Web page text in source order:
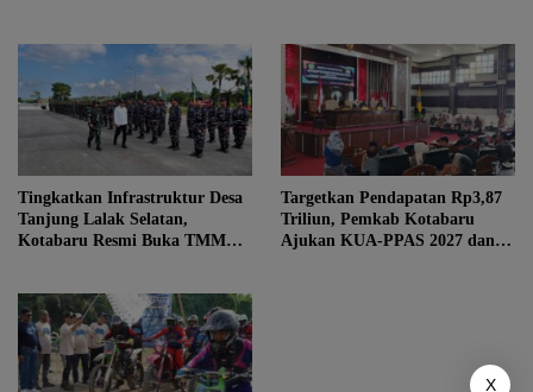
Tingkatkan Infrastruktur Desa
Tanjung Lalak Selatan,
Kotabaru Resmi Buka TMMD
Targetkan Pendapatan Rp3,87
Triliun, Pemkab Kotabaru
Ajukan KUA-PPAS 2027 dan 3
X